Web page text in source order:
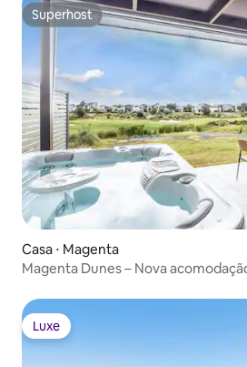
Superhost
Superhost
Casa ⋅ Magenta
Magenta Dunes – Nova
Luxe
Luxe